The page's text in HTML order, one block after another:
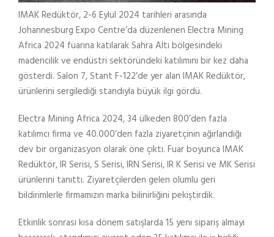
IMAK Redüktör, 2-6 Eylül 2024 tarihleri arasında
Johannesburg Expo Centre’da düzenlenen Electra Mining
Africa 2024 fuarına katılarak Sahra Altı bölgesindeki
madencilik ve endüstri sektöründeki katılımını bir kez daha
gösterdi. Salon 7, Stant F-122’de yer alan IMAK Redüktör,
ürünlerini sergilediği standıyla büyük ilgi gördü.
Electra Mining Africa 2024, 34 ülkeden 800’den fazla
katılımcı firma ve 40.000’den fazla ziyaretçinin ağırlandığı
dev bir organizasyon olarak öne çıktı. Fuar boyunca IMAK
Redüktör, IR Serisi, S Serisi, IRN Serisi, IR K Serisi ve MK Serisi
ürünlerini tanıttı. Ziyaretçilerden gelen olumlu geri
bildirimlerle firmamızın marka bilinirliğini pekiştirdik.
Etkinlik sonrası kısa dönem satışlarda 15 yeni sipariş almayı